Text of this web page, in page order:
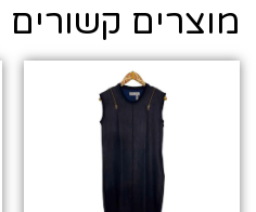
מוצרים קשורים